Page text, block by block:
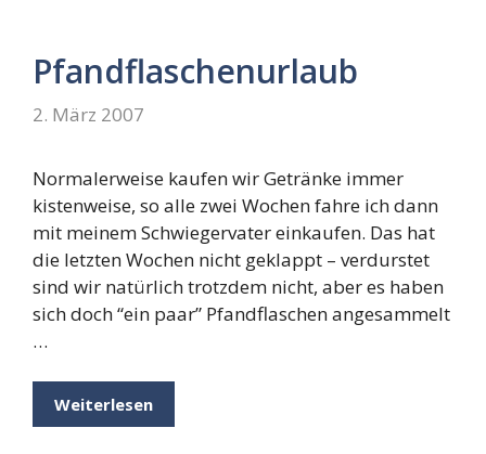
Pfandflaschenurlaub
2. März 2007
Normalerweise kaufen wir Getränke immer
kistenweise, so alle zwei Wochen fahre ich dann
mit meinem Schwiegervater einkaufen. Das hat
die letzten Wochen nicht geklappt – verdurstet
sind wir natürlich trotzdem nicht, aber es haben
sich doch “ein paar” Pfandflaschen angesammelt
…
Weiterlesen